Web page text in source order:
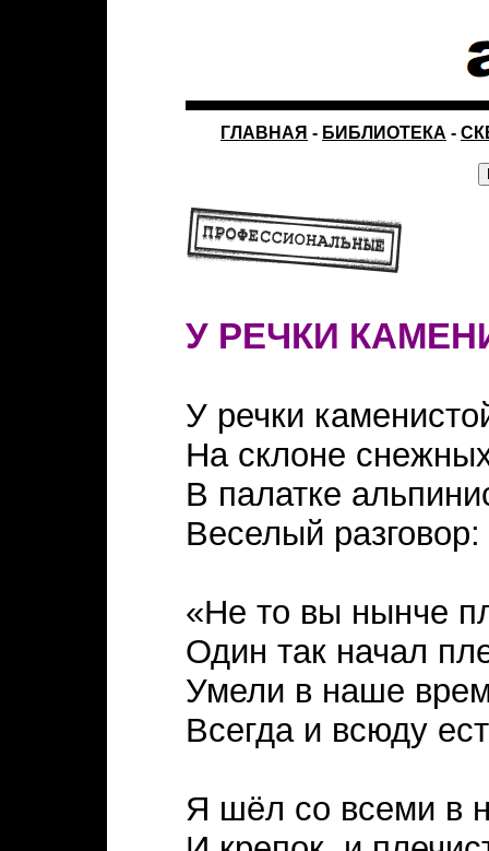
ГЛАВНАЯ - БИБЛИОТЕКА -
У РЕЧКИ
У речки
На склоне
В палатке
Веселый разговор:
«Не то вы нынче
Один так начал
Умели в наше
Всегда и всюду
Я шёл со всеми в